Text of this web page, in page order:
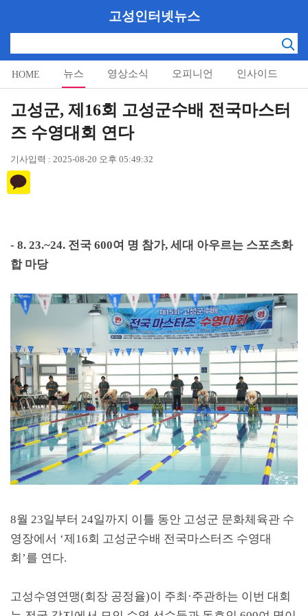
고성인터넷뉴스
HOME 뉴스 영상소식 오피니언 인사이드
알림마당
고성군, 제16회 고성군수배 전국마스터
즈 수영대회 연다
기사입력 : 2025-08-20 오후 05:49:32
- 8. 23.~24. 전국 600여 명 참가, 세대 아우르는 스포츠화
합 마당
8월 23일부터 24일까지 이틀 동안 고성군 문화체육관 수
영장에서 ‘제 16회 고성군수배 전국마스터즈 수영대
회 ’를 연다.
고성수영연맹(회장 공정율)이 주최 ·주관하는 이번 대회